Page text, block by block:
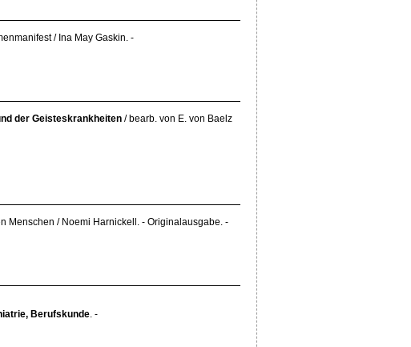
/ Ina May Gaskin. -
der Geisteskrankheiten / bearb. von E. von Baelz
Menschen / Noemi Harnickell. - Originalausgabe. -
Berufskunde. -